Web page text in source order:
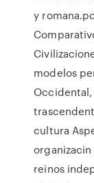
y
modelos
cultura
reinos